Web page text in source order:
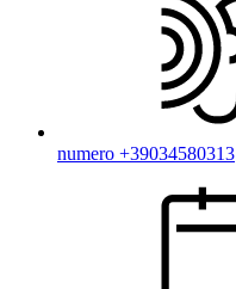
numero +39034580313